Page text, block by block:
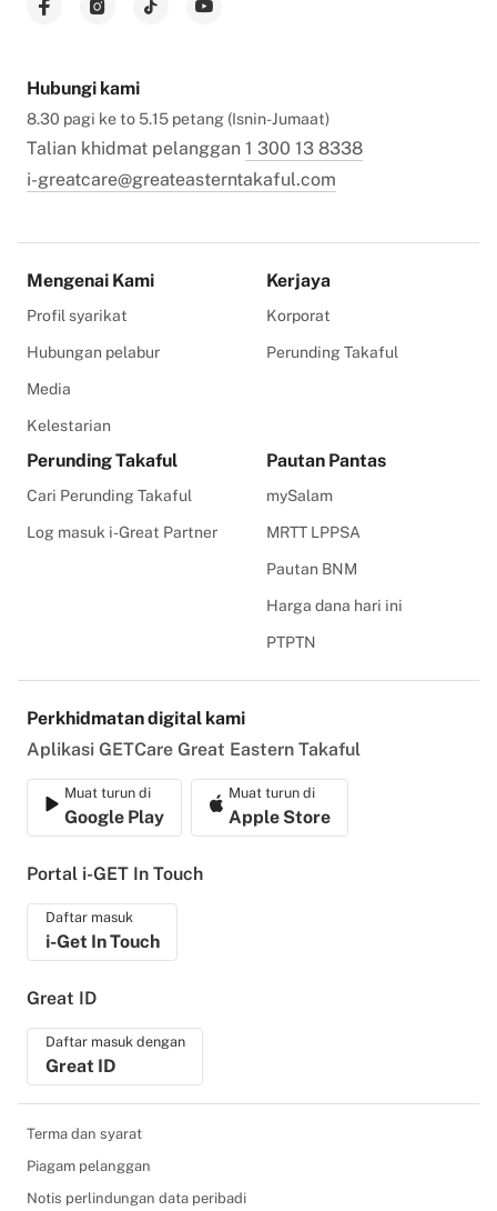
Hubungi kami
8.30 pagi ke to 5.15 petang (Isnin-Jumaat)
Talian khidmat pelanggan 1 300 13 8338
i-greatcare@greateasterntakaful.com
Mengenai Kami
Profil syarikat
Hubungan pelabur
Media
Kelestarian
Kerjaya
Korporat
Perunding Takaful
Perunding Takaful
Cari Perunding Takaful
Log masuk i-Great Partner
Pautan Pantas
mySalam
MRTT LPPSA
Pautan BNM
Harga dana hari ini
PTPTN
Perkhidmatan digital kami
Aplikasi GETCare Great Eastern Takaful
Muat turun di
Google Play
Muat turun di
Apple Store
Portal i-GET In Touch
Daftar masuk
i-Get In Touch
Great ID
Daftar masuk dengan
Great ID
Terma dan syarat
Piagam pelanggan
Notis perlindungan data peribadi